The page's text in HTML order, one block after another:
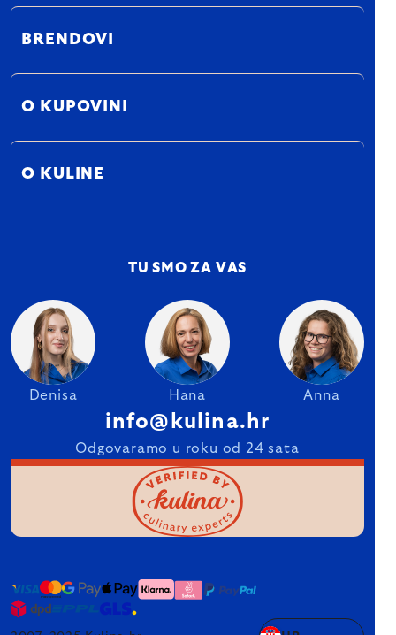
BRENDOVI
O KUPOVINI
O KULINE
TU SMO ZA VAS
Denisa Hana Anna
info@kulina.hr
Odgovaramo u roku od 24 sata